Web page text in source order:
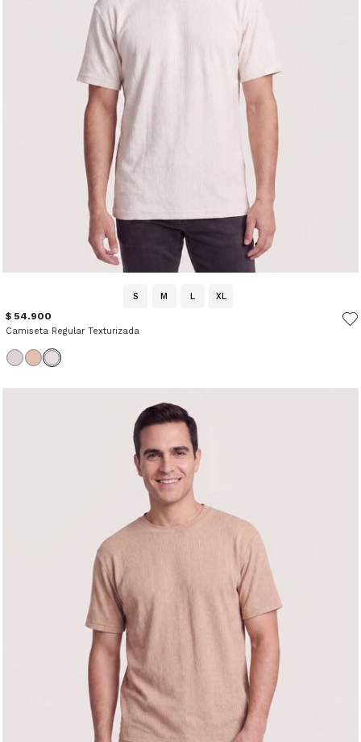
S M L XL
$ 54.900
Camiseta Regular Texturizada